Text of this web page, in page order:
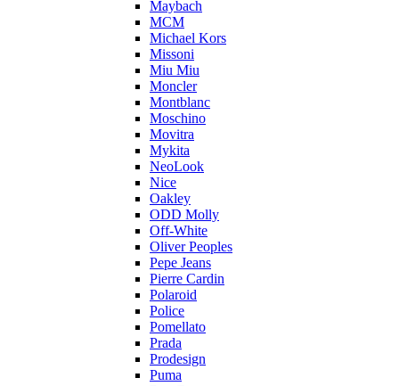
Maybach
MCM
Michael Kors
Missoni
Miu Miu
Moncler
Montblanc
Moschino
Movitra
Mykita
NeoLook
Nice
Oakley
ODD Molly
Off-White
Oliver Peoples
Pepe Jeans
Pierre Cardin
Polaroid
Police
Pomellato
Prada
Prodesign
Puma